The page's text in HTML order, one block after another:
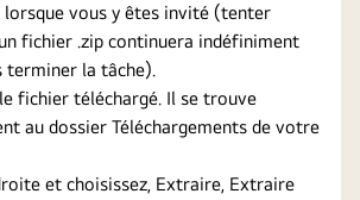
lorsque vous y êtes invité (tenter
fichier .zip continuera indéfiniment
terminer la tâche).
fichier téléchargé. Il se trouve
au dossier Téléchargements de votre
et choisissez, Extraire, Extraire